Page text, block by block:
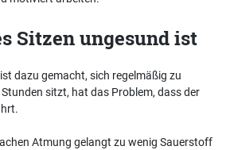
Sitzen ungesund ist
dazu gemacht, sich regelmäßig zu
Stunden sitzt, hat das Problem, dass der
Atmung gelangt zu wenig Sauerstoff